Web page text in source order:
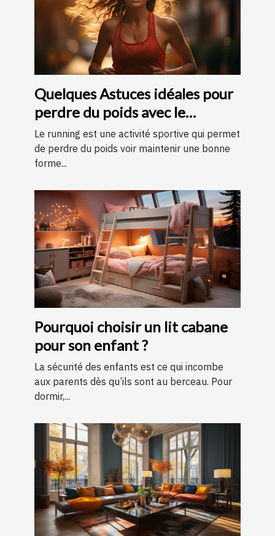
Quelques Astuces idéales pour
perdre du poids avec le
running ?
Le running est une activité sportive qui permet
de perdre du poids voir maintenir une bonne
forme...
Pourquoi choisir un lit cabane
pour son enfant ?
La sécurité des enfants est ce qui incombe
aux parents dès qu’ils sont au berceau. Pour
dormir,...